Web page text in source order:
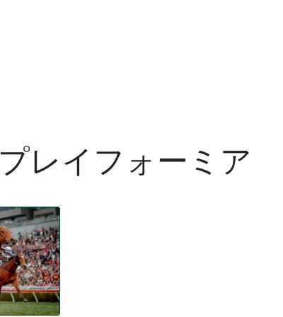
プレイフォーミア